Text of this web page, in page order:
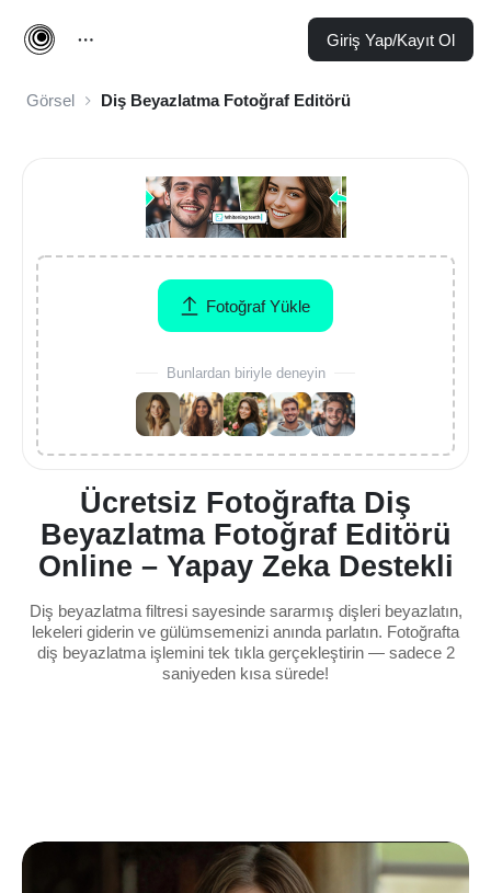
Giriş Yap/Kayıt Ol
Görsel Diş Beyazlatma Fotoğraf Editörü
Ücretsiz Fotoğrafta Diş
Beyazlatma Fotoğraf Editörü
Online – Yapay Zeka Destekli
Diş beyazlatma filtresi sayesinde sararmış dişleri beyazlatın,
lekeleri giderin ve gülümsemenizi anında parlatın. Fotoğrafta
diş beyazlatma işlemini tek tıkla gerçekleştirin — sadece 2
saniyeden kısa sürede!
Fotoğraf Yükle
Bunlardan biriyle deneyin